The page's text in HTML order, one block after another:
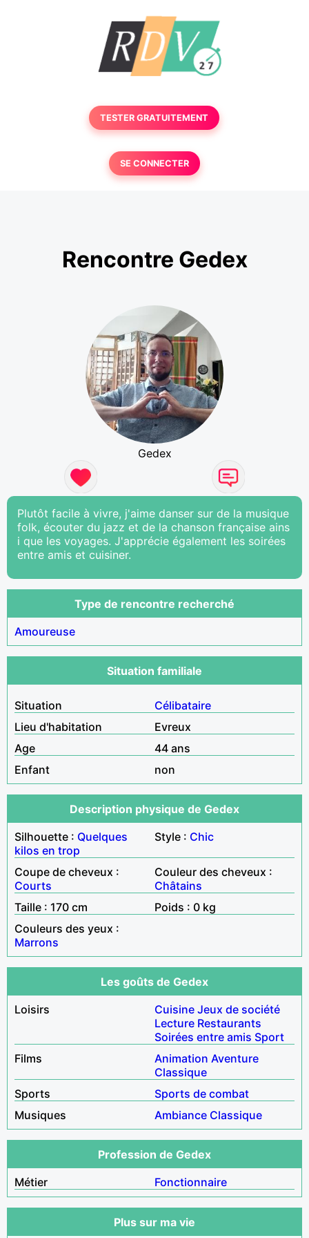
TESTER GRATUITEMENT
SE CONNECTER
Rencontre Gedex
Gedex
Plutôt facile à vivre, j'aime danser sur de la musique
folk, écouter du jazz et de la chanson française ains
i que les voyages. J'apprécie également les soirées
entre amis et cuisiner.
Type de rencontre recherché
Amoureuse
Situation familiale
Situation
Célibataire
Lieu d'habitation
Evreux
Age
44 ans
Enfant
non
Description physique de Gedex
Silhouette : Quelques
kilos en trop
Style : Chic
Coupe de cheveux :
Courts
Couleur des cheveux :
Châtains
Taille : 170 cm
Poids : 0 kg
Couleurs des yeux :
Marrons
Les goûts de Gedex
Loisirs
Cuisine Jeux de société
Lecture Restaurants
Soirées entre amis Sport
Films
Animation Aventure
Classique
Sports
Sports de combat
Musiques
Ambiance Classique
Profession de Gedex
Métier
Fonctionnaire
Plus sur ma vie